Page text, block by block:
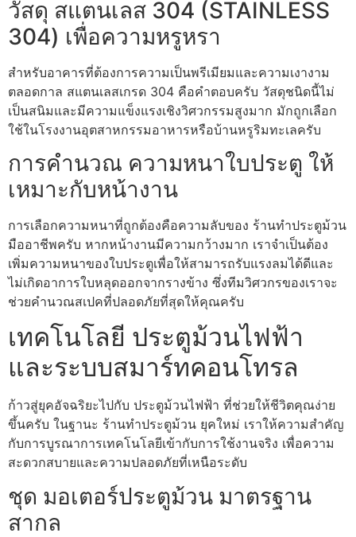
วัสดุ สแตนเลส 304 (STAINLESS
304) เพื่อความหรูหรา
สำหรับอาคารที่ต้องการความเป็นพรีเมียมและความเงางาม
ตลอดกาล สแตนเลสเกรด 304 คือคำตอบครับ วัสดุชนิดนี้ไม่
เป็นสนิมและมีความแข็งแรงเชิงวิศวกรรมสูงมาก มักถูกเลือก
ใช้ในโรงงานอุตสาหกรรมอาหารหรือบ้านหรูริมทะเลครับ
การคำนวณ ความหนาใบประตู ให้
เหมาะกับหน้างาน
การเลือกความหนาที่ถูกต้องคือความลับของ ร้านทําประตูม้วน
มืออาชีพครับ หากหน้างานมีความกว้างมาก เราจำเป็นต้อง
เพิ่มความหนาของใบประตูเพื่อให้สามารถรับแรงลมได้ดีและ
ไม่เกิดอาการใบหลุดออกจากรางข้าง ซึ่งทีมวิศวกรของเราจะ
ช่วยคำนวณสเปคที่ปลอดภัยที่สุดให้คุณครับ
เทคโนโลยี ประตูม้วนไฟฟ้า
และระบบสมาร์ทคอนโทรล
ก้าวสู่ยุคอัจฉริยะไปกับ ประตูม้วนไฟฟ้า ที่ช่วยให้ชีวิตคุณง่าย
ขึ้นครับ ในฐานะ ร้านทําประตูม้วน ยุคใหม่ เราให้ความสำคัญ
กับการบูรณาการเทคโนโลยีเข้ากับการใช้งานจริง เพื่อความ
สะดวกสบายและความปลอดภัยที่เหนือระดับ
ชุด มอเตอร์ประตูม้วน มาตรฐาน
สากล